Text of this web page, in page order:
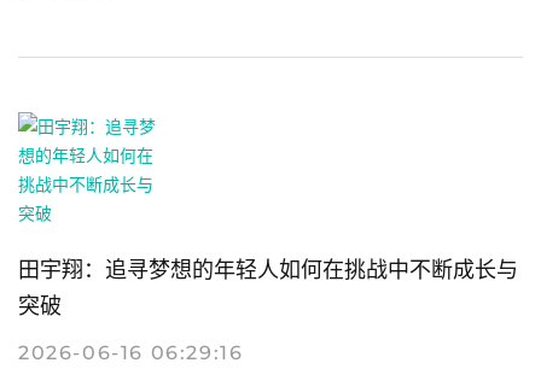
田宇翔：追寻梦想的年轻人如何在挑战中不断成长与
突破
2026-06-16 06:29:16